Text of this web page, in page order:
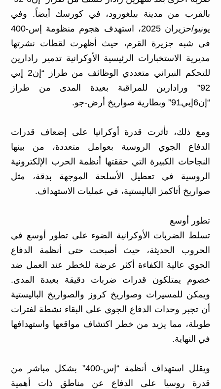
بالقرب من مدينة بيلغورود، في كورسك أيضاً. وفي
يونيو/حزيران 2025، استهدف هجوم منظومة إس-400
في شبه جزيرة القرم، حيث أظهرت لقطات نشرتها
مديرية الاستخبارات الرئيسية الأوكرانية تدمير رادارين
للتحكم النيراني متعددي الوظائف من طراز “إن2 إيي
92” ورادارين للمراقبة بعيدة المدى من طراز
“إن6إيي91” وبطارية صواريخ أرض-جو.
ومع ذلك، تأثرت قدرة أوكرانيا على إضعاف قدرات
الدفاع الجوي الروسية بعوامل متعددة، من بينها
النجاحات الكبيرة التي حققتها أنظمة الحرب الإلكترونية
الروسية في تعطيل الأسلحة الموجهة بدقة، مثل
صواريخ أتاكمز الباليستية، في عمليات الاستهداف.
تطور أوسع
تسلط الضربات الأوكرانية الضوء على تطور أوسع في
الحروب الحديثة، حيث أصبحت حتى أنظمة الدفاع
الجوي عالية الكفاءة أكثر عرضة للخطر عند العمل ضد
خصوم يمتلكون قدرات ضربات دقيقة بعيدة المدى.
ويمكن للمسيرات وصواريخ كروز والصواريخ الباليستية
أن تجبر وحدات الدفاع الجوي على البقاء نشطة لفترات
طويلة، مما يزيد من خطر اكتشاف مواقعها واستهدافها
في النهاية.
ويقلل استهداف أنظمة “إس-400” بشكل مباشر من
قدرة روسيا على الدفاع عن مناطق ذات أهمية